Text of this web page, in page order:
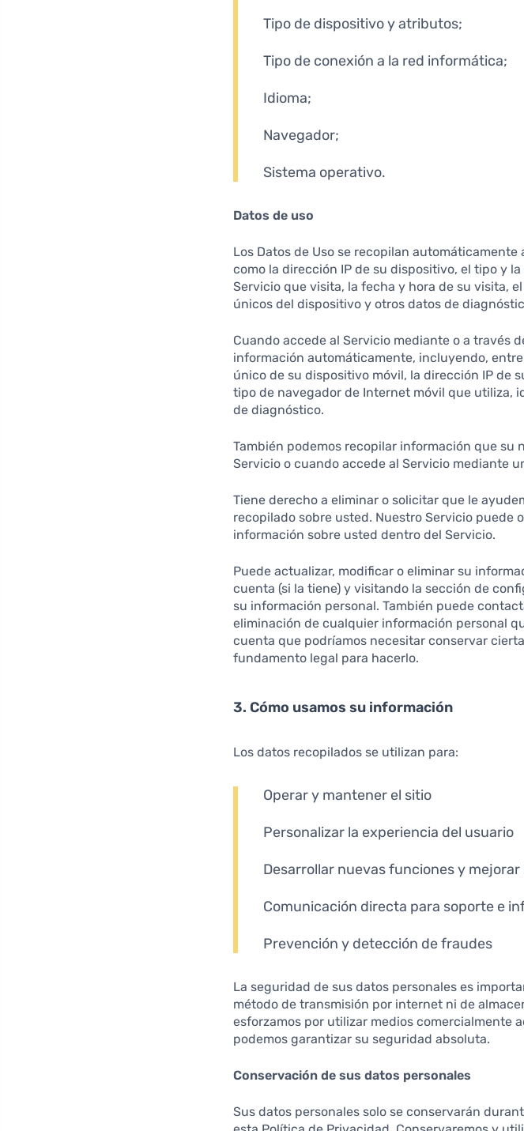
Tipo de dispositivo y atributos;
Tipo de conexión a la red informática;
Idioma;
Navegador;
Sistema operativo.
Datos de uso
Los Datos de Uso se recopilan
como la dirección IP de su dispositivo, el tipo y
Servicio que visita, la fecha y hora de su visita,
únicos del dispositivo y otros datos de
Cuando accede al Servicio mediante o a través
información automáticamente, incluyendo,
único de su dispositivo móvil, la dirección IP de
tipo de navegador de Internet móvil que utiliza,
de diagnóstico.
También podemos recopilar información que
Servicio o cuando accede al Servicio mediante
Tiene derecho a eliminar o solicitar que le
recopilado sobre usted. Nuestro Servicio puede
información sobre usted dentro del Servicio.
Puede actualizar, modificar o eliminar su
cuenta (si la tiene) y visitando la sección de
su información personal. También puede
eliminación de cualquier información personal
cuenta que podríamos necesitar conservar
fundamento legal para hacerlo.
3. Cómo usamos su información
Los datos recopilados se utilizan para:
Operar y mantener el sitio
Personalizar la experiencia del usuario
Desarrollar nuevas funciones y mejorar
Comunicación directa para soporte e
Prevención y detección de fraudes
La seguridad de sus datos personales es
método de transmisión por internet ni de
esforzamos por utilizar medios comercialmente
podemos garantizar su seguridad absoluta.
Conservación de sus datos personales
Sus datos personales solo se conservarán